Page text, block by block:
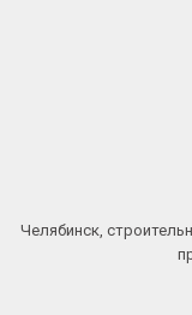
Челябинск,